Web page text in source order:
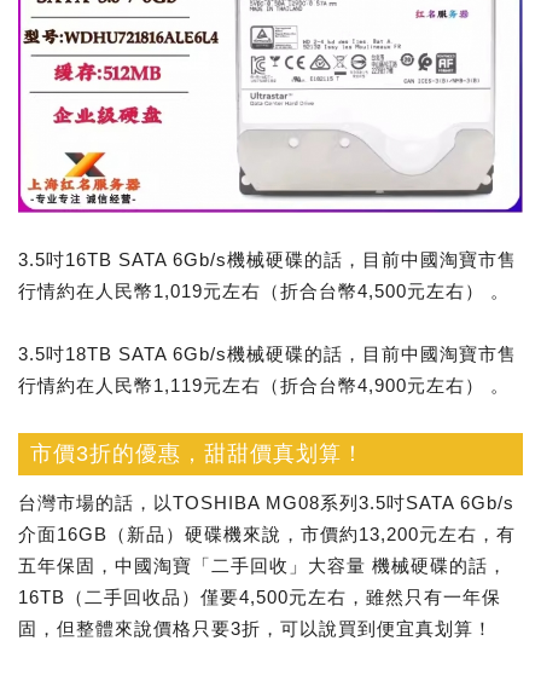
3.5吋16TB SATA 6Gb/s機械硬碟的話，目前中國淘寶市售
行情約在人民幣1,019元左右（折合台幣4,500元左右） 。
3.5吋18TB SATA 6Gb/s機械硬碟的話，目前中國淘寶市售
行情約在人民幣1,119元左右（折合台幣4,900元左右） 。
市價3折的優惠，甜甜價真划算！
台灣市場的話，以TOSHIBA MG08系列3.5吋SATA 6Gb/s
介面16GB（新品）硬碟機來說，市價約13,200元左右，有
五年保固，中國淘寶「二手回收」大容量 機械硬碟的話，
16TB（二手回收品）僅要4,500元左右，雖然只有一年保
固，但整體來說價格只要3折，可以說買到便宜真划算！